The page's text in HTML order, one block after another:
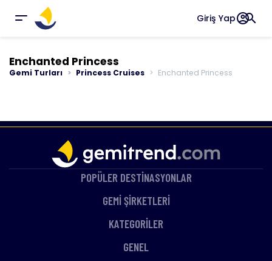
Giriş Yapaccount_circlesearch
Enchanted Princess
Gemi Turları Princess Cruises Enchanted Princess
POPÜLER DESTİNASYONLAR
GEMİ ŞİRKETLERİ
KATEGORİLER
GENEL